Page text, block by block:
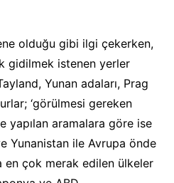
olduğu gibi ilgi çekerken,
gidilmek istenen yerler
Yunan adaları, Prag
‘görülmesi gereken
yapılan aramalara göre ise
Yunanistan ile Avrupa önde
en çok merak edilen ülkeler